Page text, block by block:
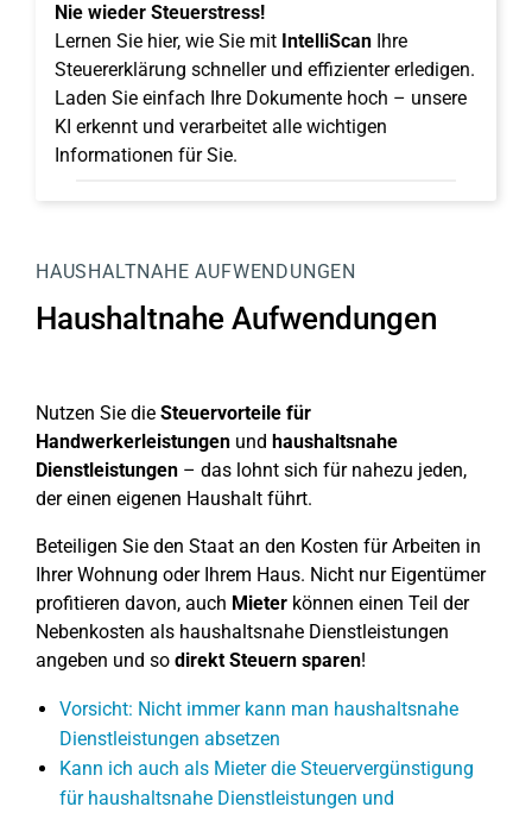
Nie wieder Steuerstress!
Lernen Sie hier, wie Sie mit IntelliScan Ihre
Steuererklärung schneller und effizienter erledigen.
Laden Sie einfach Ihre Dokumente hoch – unsere
KI erkennt und verarbeitet alle wichtigen
Informationen für Sie.
HAUSHALTNAHE AUFWENDUNGEN
Haushaltnahe Aufwendungen
Nutzen Sie die Steuervorteile für
Handwerkerleistungen und haushaltsnahe
Dienstleistungen – das lohnt sich für nahezu jeden,
der einen eigenen Haushalt führt.
Beteiligen Sie den Staat an den Kosten für Arbeiten in
Ihrer Wohnung oder Ihrem Haus. Nicht nur Eigentümer
profitieren davon, auch Mieter können einen Teil der
Nebenkosten als haushaltsnahe Dienstleistungen
angeben und so direkt Steuern sparen!
Vorsicht: Nicht immer kann man haushaltsnahe
Dienstleistungen absetzen
Kann ich auch als Mieter die Steuervergünstigung
für haushaltsnahe Dienstleistungen und